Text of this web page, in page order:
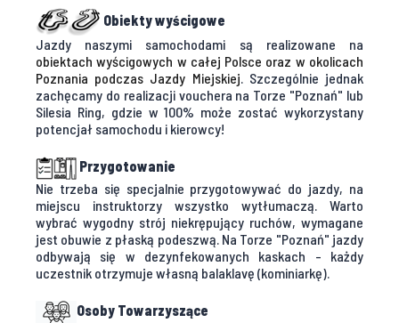
Obiekty wyścigowe
Jazdy naszymi samochodami są realizowane na
obiektach wyścigowych w całej Polsce oraz w okolicach
Poznania podczas Jazdy Miejskiej. Szczególnie jednak
zachęcamy do realizacji vouchera na Torze "Poznań" lub
Silesia Ring, gdzie w 100% może zostać wykorzystany
potencjał samochodu i kierowcy!
Przygotowanie
Nie trzeba się specjalnie przygotowywać do jazdy, na
miejscu instruktorzy wszystko wytłumaczą. Warto
wybrać wygodny strój niekrępujący ruchów, wymagane
jest obuwie z płaską podeszwą. Na Torze "Poznań" jazdy
odbywają się w dezynfekowanych kaskach - każdy
uczestnik otrzymuje własną balaklavę (kominiarkę).
Osoby Towarzyszące